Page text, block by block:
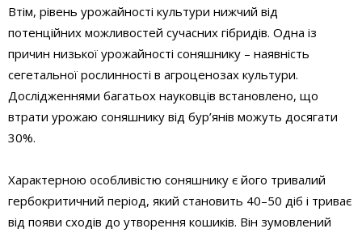
Втім, рівень урожайності культури нижчий від
потенційних можливостей сучасних гібридів. Одна із
причин низької урожайності соняшнику – наявність
сегетальної рослинності в агроценозах культури.
Дослідженнями багатьох науковців встановлено, що
втрати урожаю соняшнику від бур’янів можуть досягати
30%.
Характерною особливістю соняшнику є його тривалий
гербокритичний період, який становить 40–50 діб і триває
від появи сходів до утворення кошиків. Він зумовлений